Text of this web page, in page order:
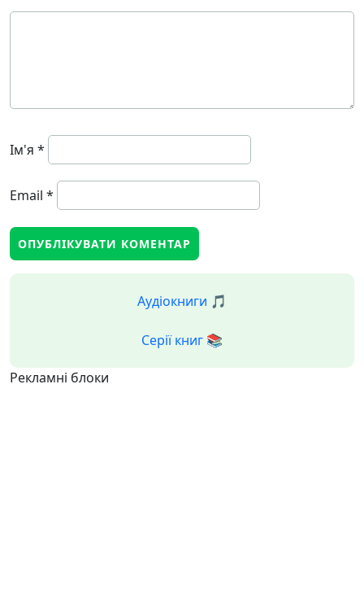
Ім'я *
Email *
Аудіокниги 🎵
Серії книг 📚
Рекламні блоки